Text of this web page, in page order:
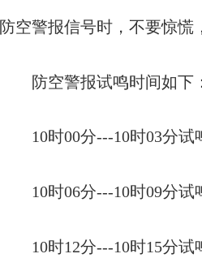
防空警报信号时，不要惊慌
防空警报试鸣时间如下：
10时00分---10时03分试
10时06分---10时09分试
10时12分---10时15分试